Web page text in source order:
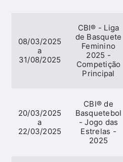
08/03/2025
a
31/08/2025
CBI® - Liga
de Basquete
Feminino
2025 -
Competição
Principal
20/03/2025
a
22/03/2025
CBI® de
Basquetebol
- Jogo das
Estrelas -
2025